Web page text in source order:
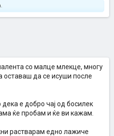
со малце млекце, многу
оставаш да се исуши после
е добро чај од босилек
ќе пробам и ќе ви кажам.
растварам едно лажиче